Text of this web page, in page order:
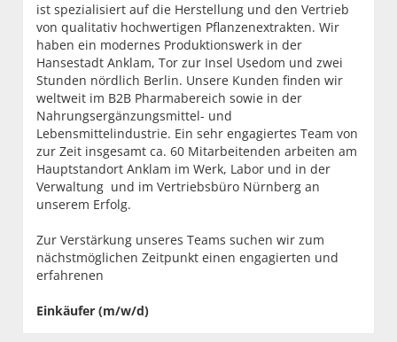
ist spezialisiert auf die Herstellung und den Vertrieb
von qualitativ hochwertigen Pflanzenextrakten. Wir
haben ein modernes Produktionswerk in der
Hansestadt Anklam, Tor zur Insel Usedom und zwei
Stunden nördlich Berlin. Unsere Kunden finden wir
weltweit im B2B Pharmabereich sowie in der
Nahrungsergänzungsmittel- und
Lebensmittelindustrie. Ein sehr engagiertes Team von
zur Zeit insgesamt ca. 60 Mitarbeitenden arbeiten am
Hauptstandort Anklam im Werk, Labor und in der
Verwaltung und im Vertriebsbüro Nürnberg an
unserem Erfolg.
Zur Verstärkung unseres Teams suchen wir zum
nächstmöglichen Zeitpunkt einen engagierten und
erfahrenen
Einkäufer (m/w/d)